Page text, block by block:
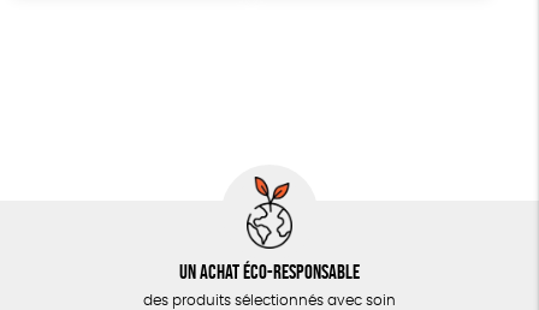
Un achat éco-responsable
des produits sélectionnés avec soin